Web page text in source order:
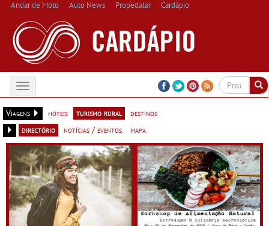
Andar de Moto Auto News Propedalar Cardápio
Toggle
navigation
Viagens
hóteis turismo rural
destinos
directório
notícias / eventos mapa